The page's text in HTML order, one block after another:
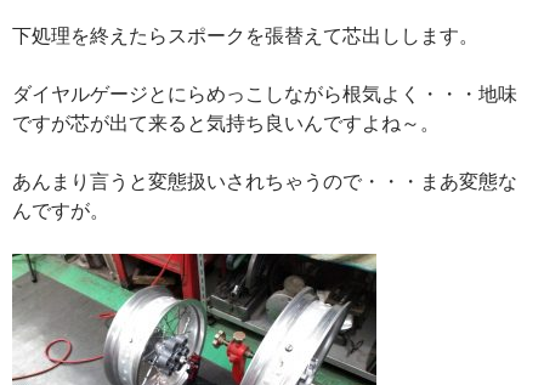
下処理を終えたらスポークを張替えて芯出しします。
ダイヤルゲージとにらめっこしながら根気よく・・・地味
ですが芯が出て来ると気持ち良いんですよね～。
あんまり言うと変態扱いされちゃうので・・・まあ変態な
んですが。